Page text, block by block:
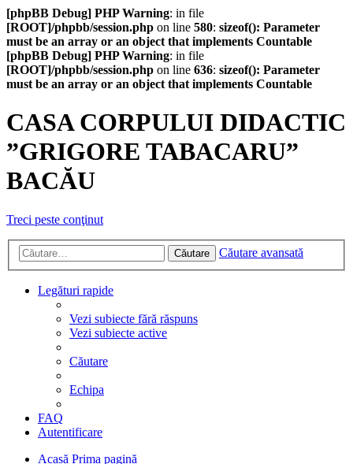
[phpBB Debug] PHP Warning: in file
[ROOT]/phpbb/session.php on line 580: sizeof(): Parameter
must be an array or an object that implements Countable
[phpBB Debug] PHP Warning: in file
[ROOT]/phpbb/session.php on line 636: sizeof(): Parameter
must be an array or an object that implements Countable
CASA CORPULUI DIDACTIC
”GRIGORE TABACARU”
BACĂU
Treci peste conţinut
Căutare Căutare avansată
Legături rapide
Vezi subiecte fără răspuns
Vezi subiecte active
Căutare
Echipa
FAQ
Autentificare
Acasă Prima pagină